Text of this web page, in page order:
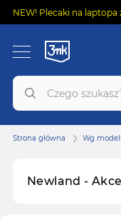
NEW! Plecaki na
Newland -
Strona główna Wg